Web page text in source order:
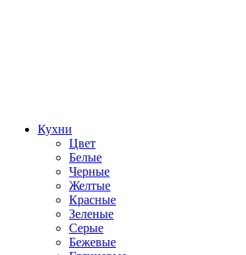
Кухни
Цвет
Белые
Черные
Желтые
Красные
Зеленые
Серые
Бежевые